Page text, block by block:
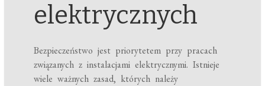
elektrycznych
Bezpieczeństwo jest priorytetem przy pracach
związanych z instalacjami elektrycznymi. Istnieje
wiele ważnych zasad, których należy